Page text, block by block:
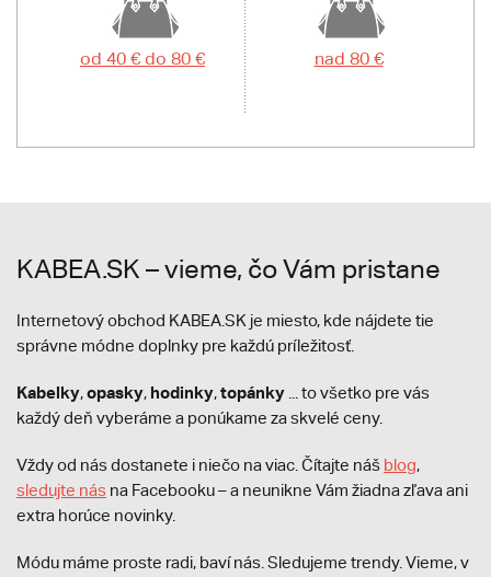
od 40 € do 80 € nad 80 €
KABEA.SK – vieme, čo Vám pristane
Internetový obchod KABEA.SK je miesto, kde nájdete tie
správne módne doplnky pre každú príležitosť.
Kabelky,opasky, hodinky,topánky ... to všetko pre vás
každý deň vyberáme a ponúkame za skvelé ceny.
Vždy od nás dostanete i niečo na viac. Čítajte náš blog,
sledujte nás na Facebooku – a neunikne Vám žiadna zľava ani
extra horúce novinky.
Módu máme proste radi, baví nás. Sledujeme trendy. Vieme, v